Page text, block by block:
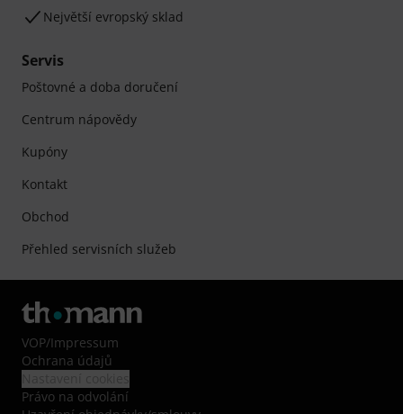
Největší evropský sklad
Servis
Poštovné a doba doručení
Centrum nápovědy
Kupóny
Kontakt
Obchod
Přehled servisních služeb
VOP/Impressum
Ochrana údajů
Právo na odvolání